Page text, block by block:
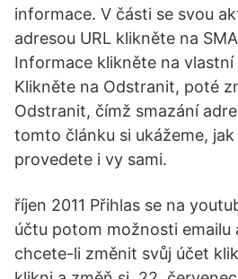
informace. V části se svou
adresou URL klikněte na
Informace klikněte na vlastní
Klikněte na Odstranit, poté
Odstranit, čímž smazání
tomto článku si ukážeme,
provedete i vy sami.
říjen 2011 Přihlas se na
účtu potom možnosti emailu
chcete-li změnit svůj účet